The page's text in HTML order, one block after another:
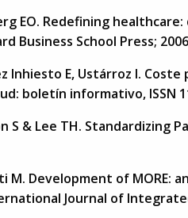
EO. Redefining
Business School Press;
Inhiesto E, Ustárroz I.
boletín informativo, ISSN
S & Lee TH. Standardizing
M. Development of MORE:
Journal of